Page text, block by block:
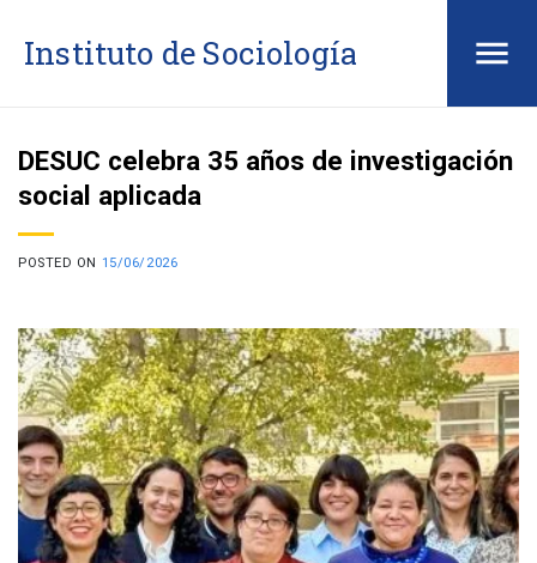
Instituto de Sociología
DESUC celebra 35 años de investigación
social aplicada
POSTED ON 15/06/2026